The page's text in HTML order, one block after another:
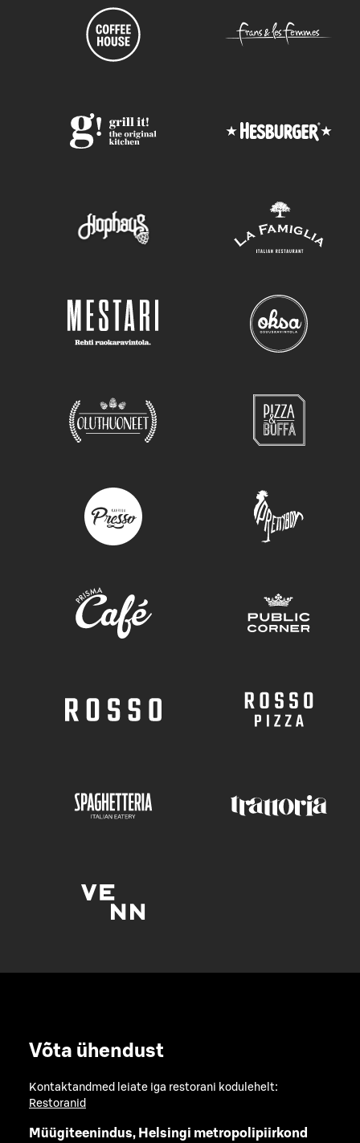
Võta ühendust
Kontaktandmed leiate iga restorani kodulehelt:
Restoranid
Müügiteenindus, Helsingi metropolipiirkond